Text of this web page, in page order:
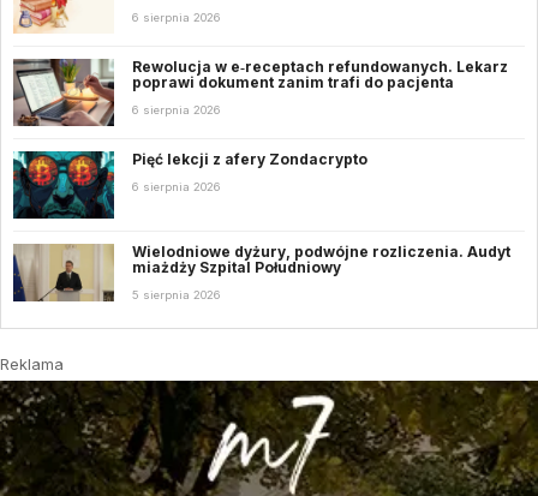
6 sierpnia 2026
Rewolucja w e‑receptach refundowanych. Lekarz
poprawi dokument zanim trafi do pacjenta
6 sierpnia 2026
Pięć lekcji z afery Zondacrypto
6 sierpnia 2026
Wielodniowe dyżury, podwójne rozliczenia. Audyt
miażdży Szpital Południowy
5 sierpnia 2026
Reklama